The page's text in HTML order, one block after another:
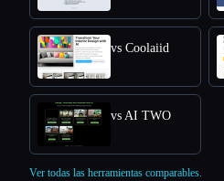
vs Coolaiid
vs AI TWO
Ver todas las herramientas comparables.